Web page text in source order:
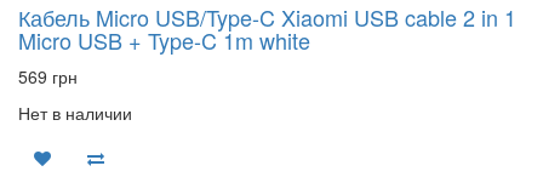
Кабель Micro USB/Type-C Xiaomi USB cable 2 in 1
Micro USB + Type-C 1m white
569 грн
Нет в наличии